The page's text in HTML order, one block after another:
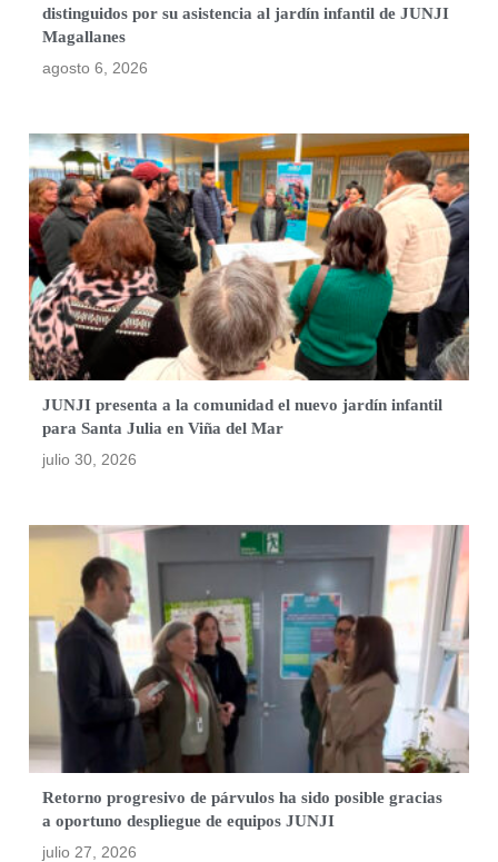
distinguidos por su asistencia al jardín infantil de JUNJI
Magallanes
agosto 6, 2026
JUNJI presenta a la comunidad el nuevo jardín infantil
para Santa Julia en Viña del Mar
julio 30, 2026
Retorno progresivo de párvulos ha sido posible gracias
a oportuno despliegue de equipos JUNJI
julio 27, 2026